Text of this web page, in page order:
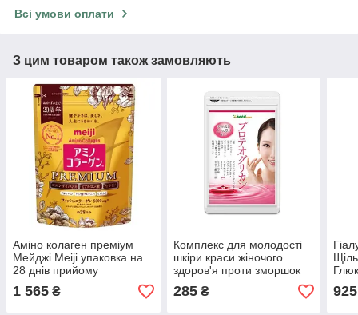
Всі умови оплати
З цим товаром також замовляють
Аміно колаген преміум
Мейджі Meiji упаковка на
28 днів прийому
1 565 ₴
Комплекс для молодості
шкіри краси жіночого
здоров'я проти зморшок
Протеоглікани 30 шт на 30
днів
285₴ 925